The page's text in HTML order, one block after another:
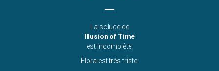
La soluce de
Illusion of Time
est incomplète.
Flora est très triste.